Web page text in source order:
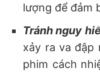
lượng để đảm
Tránh nguy
xảy ra va đập
phim cách